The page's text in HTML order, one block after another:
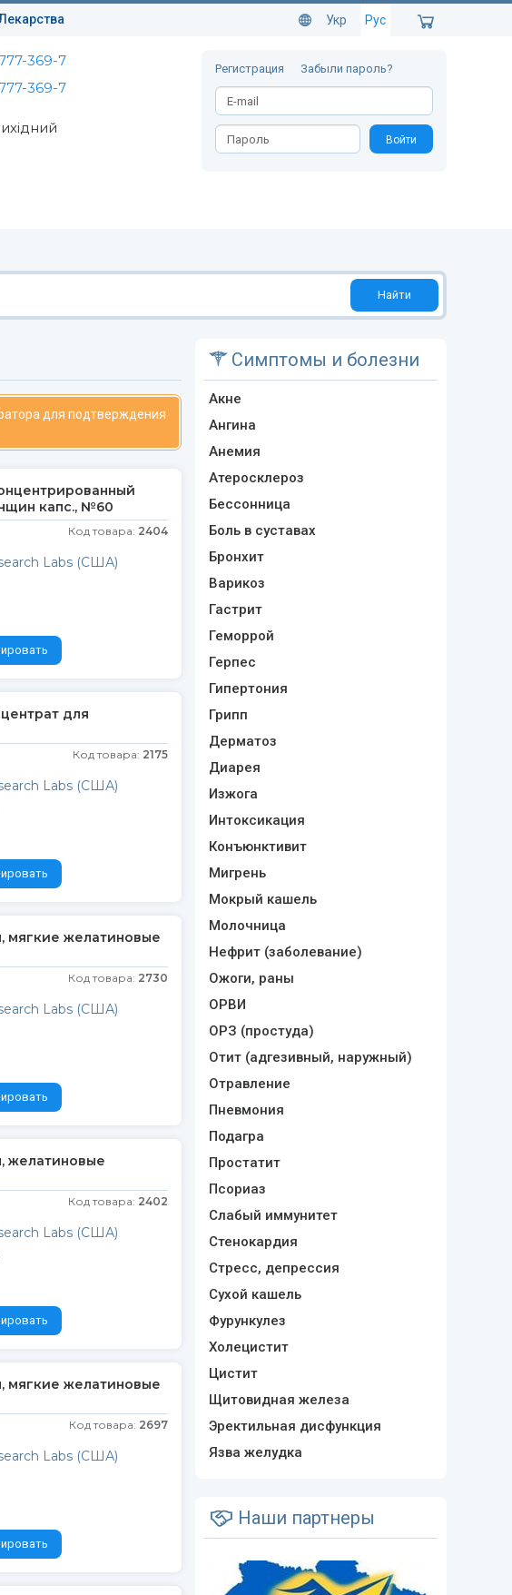
Укр Рус
369-7
369-7
Регистрация Забыли пароль?
Войти
Найти
для подтверждения
капс., №60
Код товара: 2404
Labs (США)
для
Код товара: 2175
Labs (США)
мягкие желатиновые
Код товара: 2730
Labs (США)
желатиновые
Код товара: 2402
Labs (США)
мягкие желатиновые
Код товара: 2697
Labs (США)
Симптомы и болезни
Акне
Ангина
Анемия
Атеросклероз
Бессонница
Боль в суставах
Бронхит
Варикоз
Гастрит
Геморрой
Герпес
Гипертония
Грипп
Дерматоз
Диарея
Изжога
Интоксикация
Конъюнктивит
Мигрень
Мокрый кашель
Молочница
Нефрит (заболевание)
Ожоги, раны
ОРВИ
ОРЗ (простуда)
Отит (адгезивный, наружный)
Отравление
Пневмония
Подагра
Простатит
Псориаз
Слабый иммунитет
Стенокардия
Стресс, депрессия
Сухой кашель
Фурункулез
Холецистит
Цистит
Щитовидная железа
Эректильная дисфункция
Язва желудка
Наши партнеры